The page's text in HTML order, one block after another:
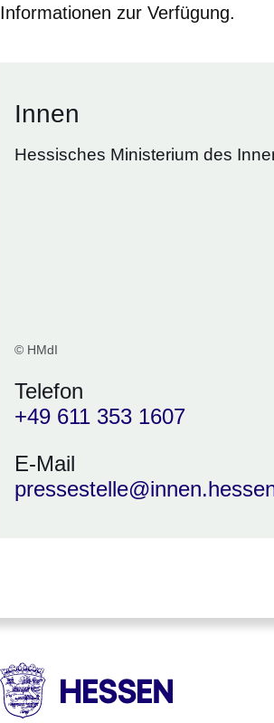
Informationen zur Verfügung.
Innen
Hessisches Ministerium des
© HMdI
Telefon
+49 611 353 1607
E-Mail